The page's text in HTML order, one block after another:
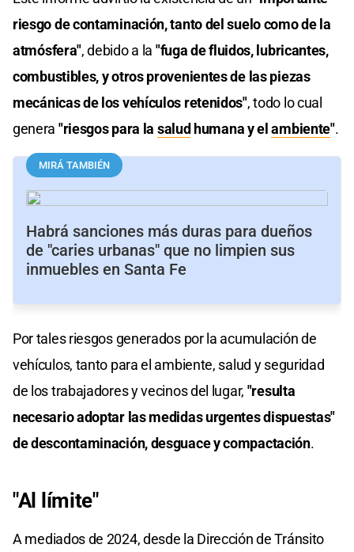
riesgo de contaminación, tanto del suelo como de la
atmósfera", debido a la "fuga de fluidos, lubricantes,
combustibles, y otros provenientes de las piezas
mecánicas de los vehículos retenidos", todo lo cual
genera "riesgos para la salud humana y elambiente".
MIRÁ TAMBIÉN
Habrá sanciones más duras para dueños
de "caries urbanas" que no limpien sus
inmuebles en Santa Fe
Por tales riesgos generados por la acumulación de
vehículos, tanto para el ambiente, salud y seguridad
de los trabajadores y vecinos del lugar, "resulta
necesario adoptar las medidas urgentes dispuestas"
de descontaminación, desguace y compactación.
"Al límite"
A mediados de 2024, desde la Dirección de Tránsito